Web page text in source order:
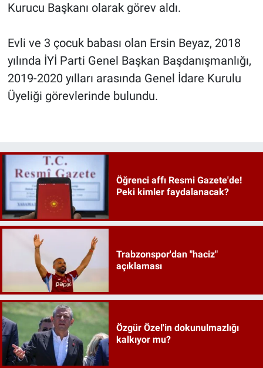
Kurucu Başkanı olarak görev aldı.
Evli ve 3 çocuk babası olan Ersin Beyaz, 2018
yılında İYİ Parti Genel Başkan Başdanışmanlığı,
2019-2020 yılları arasında Genel İdare Kurulu
Üyeliği görevlerinde bulundu.
Öğrenci affı Resmi Gazete'de!
Peki kimler faydalanacak?
Trabzonspor'dan "haciz"
açıklaması
Özgür Özel'in dokunulmazlığı
kalkıyor mu?